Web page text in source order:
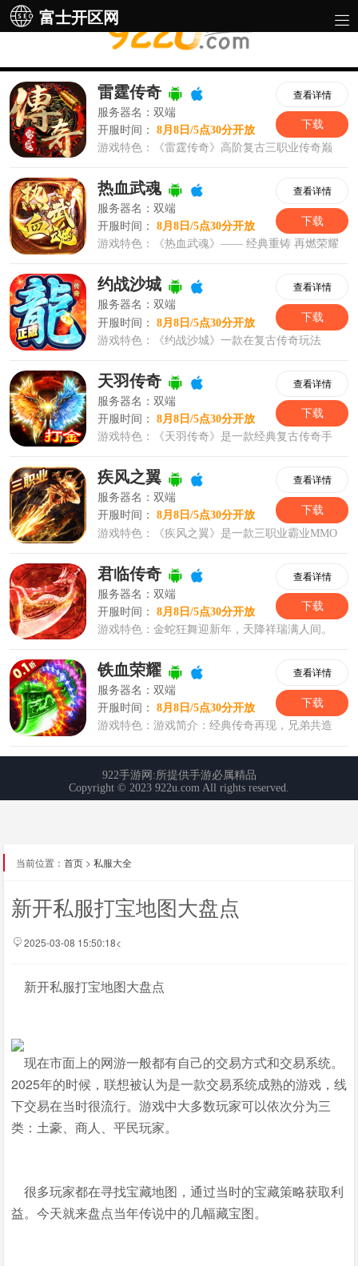
富士开区网
当前位置： 首页 > 私服大全
新开私服打宝地图大盘点
2025-03-08 15:50:18<
新开私服打宝地图大盘点
现在市面上的网游一般都有自己的交易方式和交易系统。
2025年的时候，联想被认为是一款交易系统成熟的游戏，线
下交易在当时很流行。游戏中大多数玩家可以依次分为三
类：土豪、商人、平民玩家。
很多玩家都在寻找宝藏地图，通过当时的宝藏策略获取利
益。今天就来盘点当年传说中的几幅藏宝图。